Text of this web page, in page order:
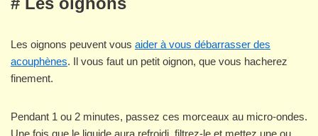
Les oignons peuvent vous aider à vous débarrasser des
acouphènes. Il vous faut un petit oignon, que vous hacherez
finement.
Pendant 1 ou 2 minutes, passez ces morceaux au micro-ondes.